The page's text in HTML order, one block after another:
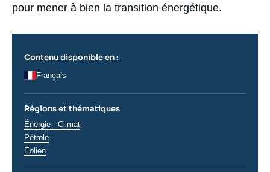
pour mener à bien la transition énergétique.
Contenu disponible en :
Français
Régions et thématiques
Thématiques
analyses
Énergie - Climat
Pétrole
Éolien